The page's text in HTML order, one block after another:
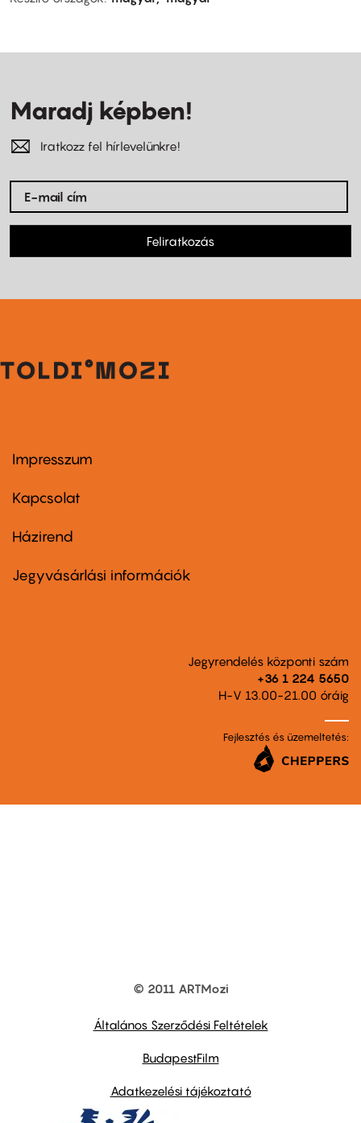
Maradj képben!
Iratkozz fel hírlevelünkre!
Feliratkozás
Footer
first
Impresszum
Kapcsolat
Footer
second
Házirend
Jegyvásárlási információk
Jegyrendelés központi szám
+36 1 224 5650
H-V 13.00-21.00 óráig
Fejlesztés és üzemeltetés:
© 2011 ARTMozi
Általános Szerződési Feltételek
BudapestFilm
Adatkezelési tájékoztató